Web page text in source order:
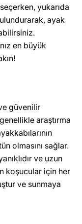
seçerken, yukarıda
ayak
en büyük
güvenilir
araştırma
olmasını sağlar.
ve uzun
koşucular için her
ve sunmaya